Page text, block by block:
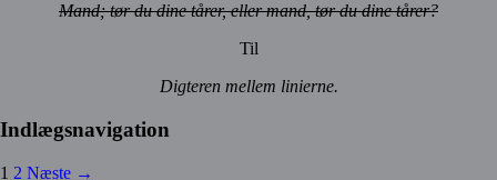
Mand; tør du dine tårer, eller mand, tør du dine tårer?
Til
Digteren mellem linierne.
Indlægsnavigation
1 2 Næste →